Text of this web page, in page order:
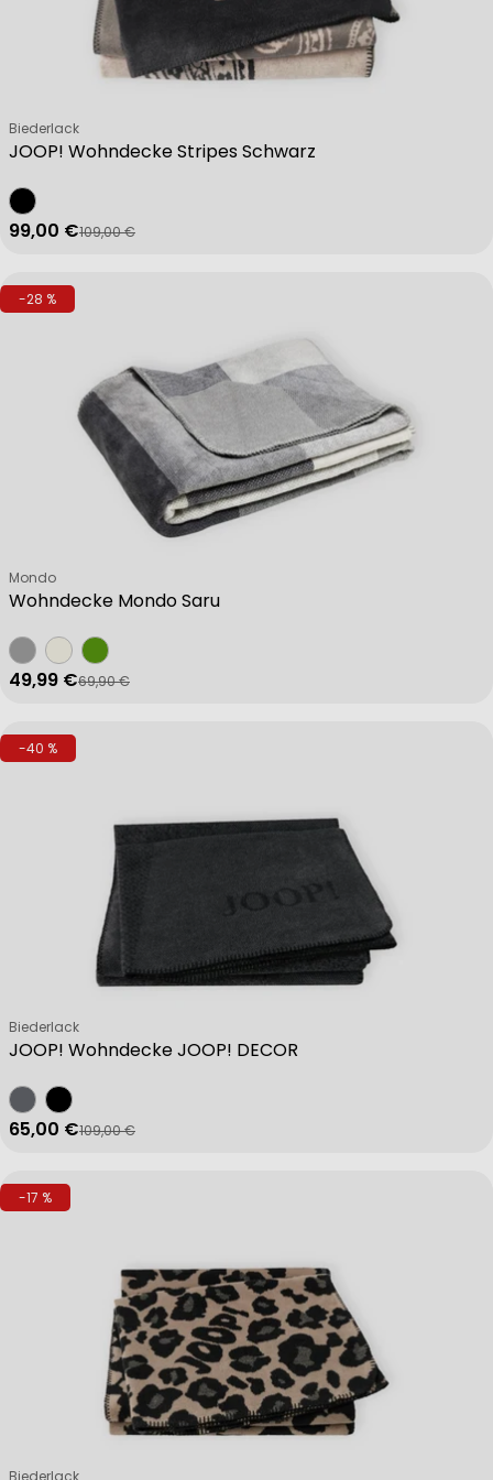
JOOP! Wohndecke Stripes Schwarz
Verkäufer:
Biederlack
Verkaufspreis
99,00 €
Regulärer Preis
109,00 €
-28 %
Wohndecke Mondo Saru
Verkäufer:
Mondo
Verkaufspreis
49,99 €
Regulärer Preis
69,90 €
-40 %
JOOP! Wohndecke JOOP! DECOR
Verkäufer:
Biederlack
Verkaufspreis
65,00 €
Regulärer Preis
109,00 €
-17 %
Verkäufer:
Biederlack